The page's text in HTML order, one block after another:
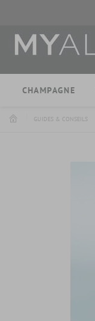
CHAMPAGNE
GUIDES & CONSEILS